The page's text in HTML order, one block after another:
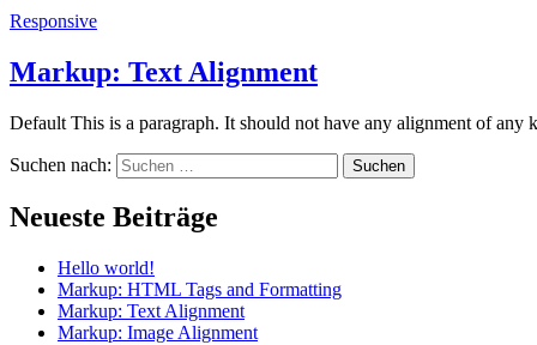
Responsive
Markup: Text Alignment
Default This is a paragraph. It should not have any alignment of
Suchen nach:
Neueste Beiträge
Hello world!
Markup: HTML Tags and Formatting
Markup: Text Alignment
Markup: Image Alignment